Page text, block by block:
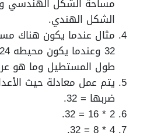
الشكل الهندي.
مثال عندما يكون هناك
طول المستطيل وما هو
يتم عمل معادلة حيث
ضربها = 32.
2 * 16 = 32.
4 * 8 = 32.